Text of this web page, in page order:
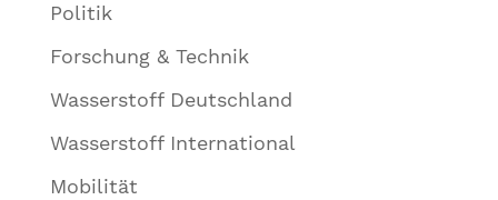
Politik
Forschung & Technik
Wasserstoff Deutschland
Wasserstoff International
Mobilität